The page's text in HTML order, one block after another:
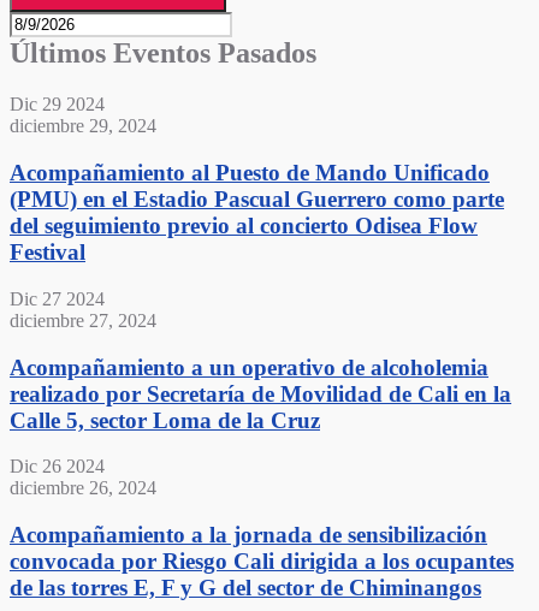
Últimos Eventos Pasados
Dic 29 2024
diciembre 29, 2024
Acompañamiento al Puesto de Mando Unificado
(PMU) en el Estadio Pascual Guerrero como parte
del seguimiento previo al concierto Odisea Flow
Festival
Dic 27 2024
diciembre 27, 2024
Acompañamiento a un operativo de alcoholemia
realizado por Secretaría de Movilidad de Cali en la
Calle 5, sector Loma de la Cruz
Dic 26 2024
diciembre 26, 2024
Acompañamiento a la jornada de sensibilización
convocada por Riesgo Cali dirigida a los ocupantes
de las torres E, F y G del sector de Chiminangos